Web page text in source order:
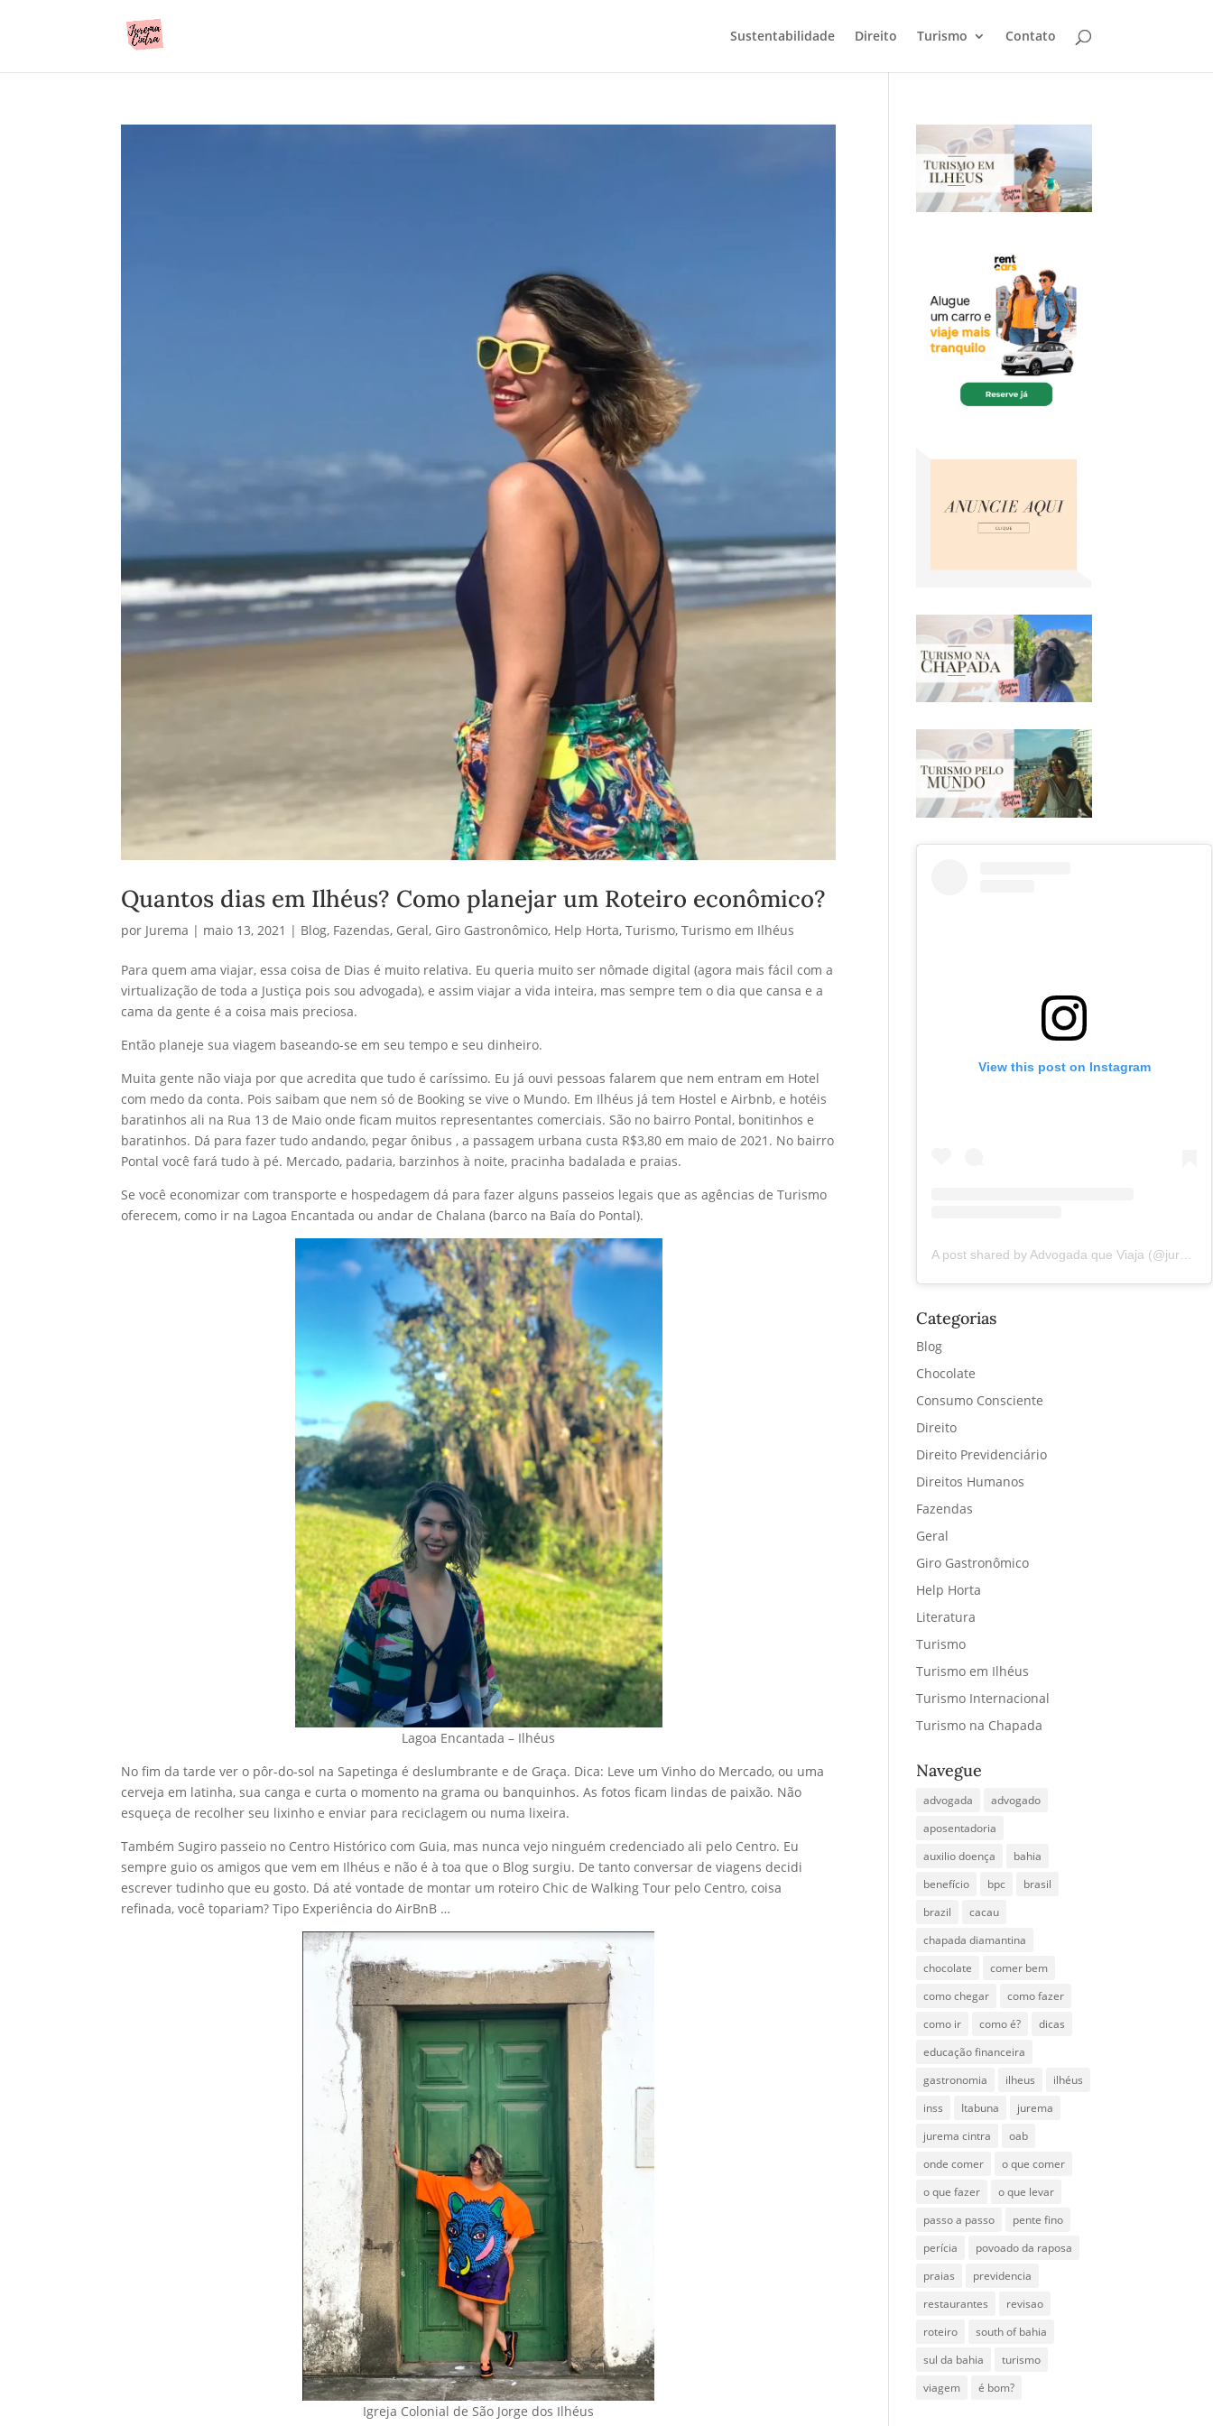
Sustentabilidade Direito Turismo Contato
Quantos dias em Ilhéus? Como planejar um Roteiro econômico?
por Jurema | maio 13, 2021 | Blog, Fazendas, Geral, Giro Gastronômico, Help Horta,Turismo,Turismo em Ilhéus
Para quem ama viajar, essa coisa de Dias é muito relativa. Eu queria muito ser nômade digital (agora mais fácil com a
virtualização de toda a Justiça pois sou advogada), e assim viajar a vida inteira, mas sempre tem o dia que cansa e a
cama da gente é a coisa mais preciosa.
Então planeje sua viagem baseando-se em seu tempo e seu dinheiro.
Muita gente não viaja por que acredita que tudo é caríssimo. Eu já ouvi pessoas falarem que nem entram em Hotel
com medo da conta. Pois saibam que nem só de Booking se vive o Mundo. Em Ilhéus já tem Hostel e Airbnb, e hotéis
baratinhos ali na Rua 13 de Maio onde ficam muitos representantes comerciais. São no bairro Pontal, bonitinhos e
baratinhos. Dá para fazer tudo andando, pegar ônibus , a passagem urbana custa R$3,80 em maio de 2021. No bairro
Pontal você fará tudo à pé. Mercado, padaria, barzinhos à noite, pracinha badalada e praias.
Se você economizar com transporte e hospedagem dá para fazer alguns passeios legais que as agências de Turismo
oferecem, como ir na Lagoa Encantada ou andar de Chalana (barco na Baía do Pontal).
Lagoa Encantada – Ilhéus
No fim da tarde ver o pôr-do-sol na Sapetinga é deslumbrante e de Graça. Dica: Leve um Vinho do Mercado, ou uma
cerveja em latinha, sua canga e curta o momento na grama ou banquinhos. As fotos ficam lindas de paixão. Não
esqueça de recolher seu lixinho e enviar para reciclagem ou numa lixeira.
Também Sugiro passeio no Centro Histórico com Guia, mas nunca vejo ninguém credenciado ali pelo Centro. Eu
sempre guio os amigos que vem em Ilhéus e não é à toa que o Blog surgiu. De tanto conversar de viagens decidi
escrever tudinho que eu gosto. Dá até vontade de montar um roteiro Chic de Walking Tour pelo Centro, coisa
refinada, você topariam? Tipo Experiência do AirBnB …
Igreja Colonial de São Jorge dos Ilhéus
View this post on Instagram
A post shared by Advogada que Viaja (@juremacintra)
Categorias
Blog
Chocolate
Consumo Consciente
Direito
Direito Previdenciário
Direitos Humanos
Fazendas
Geral
Giro Gastronômico
Help Horta
Literatura
Turismo
Turismo em Ilhéus
Turismo Internacional
Turismo na Chapada
Navegue
advogada
advogado
aposentadoria
auxilio doença
bahia
benefício
bpc
brasil
brazil
cacau
chapada diamantina
chocolate
comer bem
como chegar
como fazer
como ir
como é?
dicas
educação financeira
gastronomia
ilheus
ilhéus
inss
Itabuna
jurema
jurema cintra
oab
onde comer
o que comer
o que fazer
o que levar
passo a passo
pente fino
perícia
povoado da raposa
praias
previdencia
restaurantes
revisao
roteiro
south of bahia
sul da bahia
turismo
viagem
é bom?